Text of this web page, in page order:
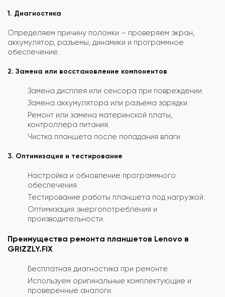
1. Диагностика
Определяем причину поломки – проверяем экран,
аккумулятор, разъемы, динамики и программное
обеспечение.
2. Замена или восстановление компонентов
Замена дисплея или сенсора при повреждении.
Замена аккумулятора или разъема зарядки.
Ремонт или замена материнской платы,
контроллера питания.
Чистка планшета после попадания влаги.
3. Оптимизация и тестирование
Настройка и обновление программного
обеспечения.
Тестирование работы планшета под нагрузкой.
Оптимизация энергопотребления и
производительности.
Преимущества ремонта планшетов Lenovo в
GRIZZLY.FIX
Бесплатная диагностика при ремонте.
Используем оригинальные комплектующие и
проверенные аналоги.